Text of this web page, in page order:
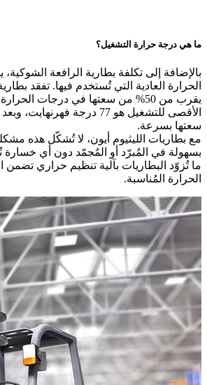
ما هي درجة حرارة التشغيل؟
بالإضافة إلى تكلفة بطارية الرافعة
الحرارة العادية التي تُستخدم فيها. تفقد
يقرب من 50% من سعتها في درجات
الأقصى للتشغيل هو 77 درجة
سعتها بسرعة.
مع بطاريات الليثيوم أيون، لا تُشكّل هذه
بسهولة في المُبرّد أو المُجمّد دون أي خسارة
ما تُزوّد ​​البطاريات بآلية تنظيم حراري
الحرارة المُناسبة.